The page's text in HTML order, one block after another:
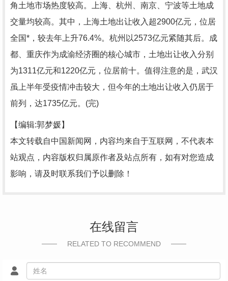
角土地市场热度较高。上海、杭州、南京、宁波等土地成
交量均较高。其中，上海土地出让收入超2900亿元，位居
全国*，较去年上升76.4%。杭州以2573亿元紧随其后。成
都、重庆作为成渝经济圈的核心城市，土地出让收入分别
为1311亿元和1220亿元，位居前十。值得注意的是，武汉
虽上半年受疫情冲击较大，但今年的土地出让收入仍居于
前列，达1735亿元。(完)
【编辑:郭梦媛】
本文转载自中国新闻网，内容均来自于互联网，不代表本
站观点，内容版权归属原作者及站点所有，如有对您造成
影响，请及时联系我们予以删除！
在线留言
RELATED TO RECOMMEND